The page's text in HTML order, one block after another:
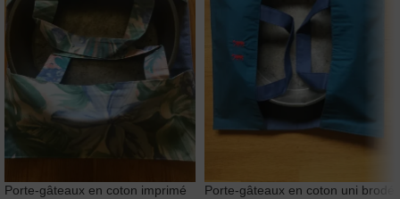
Porte-gâteaux en coton imprimé
Porte-gâteaux en coton uni brodé